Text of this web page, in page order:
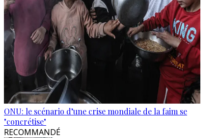
ONU: le scénario d’une crise mondiale de la faim se
"concrétise"
RECOMMANDÉ